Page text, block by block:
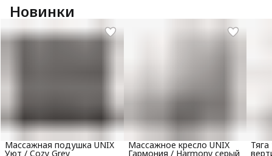
Новинки
Массажная подушка UNIX
Уют / Cozy Grey
Массажное кресло UNIX
Гармония / Harmony серый